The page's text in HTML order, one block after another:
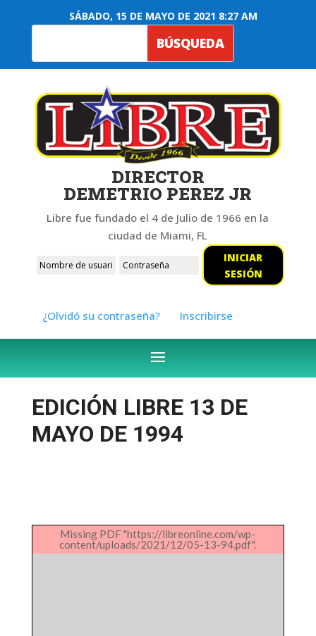
SÁBADO, 15 DE MAYO DE 2021 8:27 AM
DIRECTOR
DEMETRIO PEREZ JR
Libre fue fundado el 4 de Julio de 1966 en la
ciudad de Miami, FL
INICIAR
SESIÓN
¿Olvidó su contraseña? Inscribirse
EDICIÓN LIBRE 13 DE
MAYO DE 1994
Missing PDF "https://libreonline.com/wp-
content/uploads/2021/12/05-13-94.pdf".